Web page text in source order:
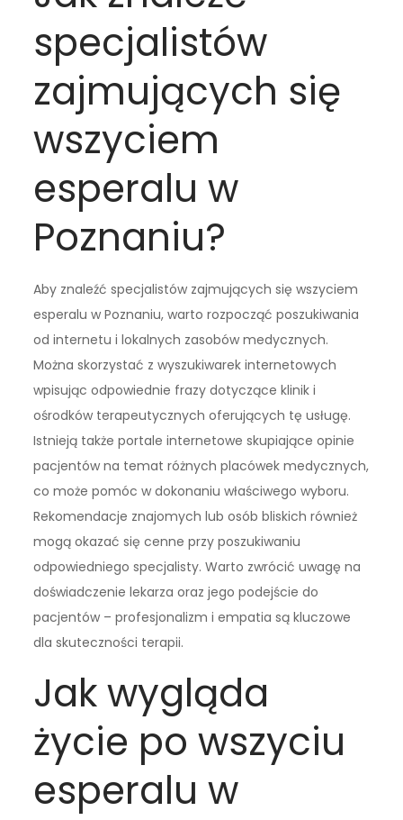
specjalistów
zajmujących się
wszyciem
esperalu w
Poznaniu?
Aby znaleźć specjalistów zajmujących się wszyciem
esperalu w Poznaniu, warto rozpocząć poszukiwania
od internetu i lokalnych zasobów medycznych.
Można skorzystać z wyszukiwarek internetowych
wpisując odpowiednie frazy dotyczące klinik i
ośrodków terapeutycznych oferujących tę usługę.
Istnieją także portale internetowe skupiające opinie
pacjentów na temat różnych placówek medycznych,
co może pomóc w dokonaniu właściwego wyboru.
Rekomendacje znajomych lub osób bliskich również
mogą okazać się cenne przy poszukiwaniu
odpowiedniego specjalisty. Warto zwrócić uwagę na
doświadczenie lekarza oraz jego podejście do
pacjentów – profesjonalizm i empatia są kluczowe
dla skuteczności terapii.
Jak wygląda
życie po wszyciu
esperalu w